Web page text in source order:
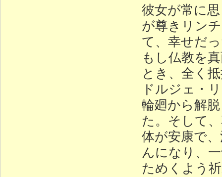
彼女が常に
が尊きリン
て、幸せだ
もし仏教を
とき、全く
ドルジェ・
輪廻から解
た。そして
体が安康で
んになり、
ためくよう